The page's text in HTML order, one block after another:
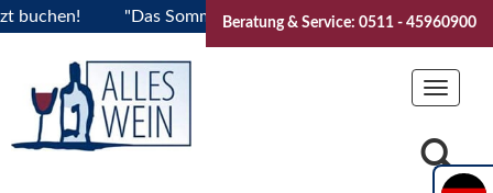
"Das Sommerfest 2026" Vive laBeratung & Service: 0511 - 45960900
Toggle